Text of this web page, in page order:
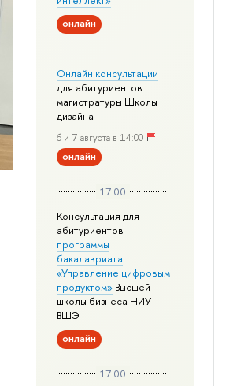
онлайн
Онлайн консультации
для абитуриентов
магистратуры Школы
дизайна
6 и 7 августа в 14:00
онлайн
17:00
Консультация для
абитуриентов
программы
бакалавриата
«Управление цифровым
продуктом»Высшей
школы бизнеса НИУ
ВШЭ
онлайн
17:00